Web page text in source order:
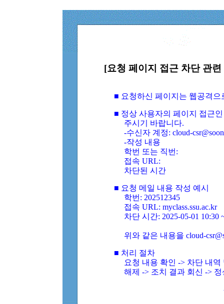
[요청 페이지 접근 차단 관
■ 요청하신 페이지는 웹공격
■ 정상 사용자의 페이지 접근
주시기 바랍니다.
-수신자 계정: cloud-
-작성 내용
학번 또는 직번:
접속 URL:
차단된 시간
■ 요청 메일 내용 작성 예시
학번: 202512345
접속 URL: myclass.ssu.ac.kr
차단 시간: 2025-05-01 10:30
위와 같은 내용을 cloud-
■ 처리 절차
요청 내용 확인 -> 차단 내
해제 -> 조치 결과 회신 ->